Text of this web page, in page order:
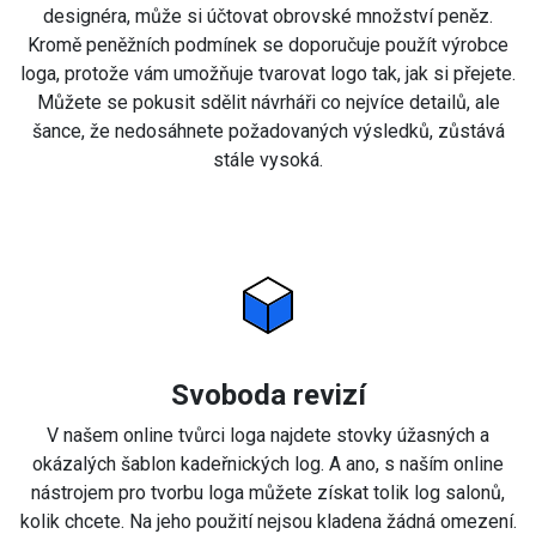
designéra, může si účtovat obrovské množství peněz.
Kromě peněžních podmínek se doporučuje použít výrobce
loga, protože vám umožňuje tvarovat logo tak, jak si přejete.
Můžete se pokusit sdělit návrháři co nejvíce detailů, ale
šance, že nedosáhnete požadovaných výsledků, zůstává
stále vysoká.
Svoboda revizí
V našem online tvůrci loga najdete stovky úžasných a
okázalých šablon kadeřnických log. A ano, s naším online
nástrojem pro tvorbu loga můžete získat tolik log salonů,
kolik chcete. Na jeho použití nejsou kladena žádná omezení.